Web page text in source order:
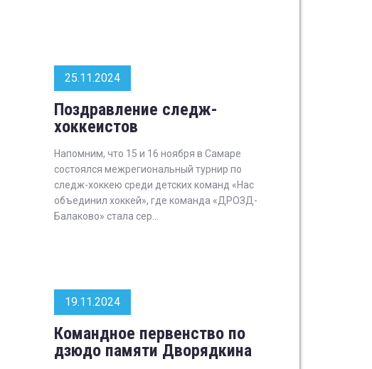
25.11.2024
Поздравление следж-
хоккеистов
Напомним, что 15 и 16 ноября в Самаре
состоялся межрегиональный турнир по
следж-хоккею среди детских команд «Нас
объединил хоккей», где команда «ДРОЗД-
Балаково» стала сер...
19.11.2024
Командное первенство по
дзюдо памяти Дворядкина